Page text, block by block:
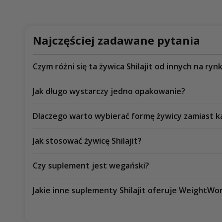
Najczęściej zadawane pytania
Czym różni się ta żywica Shilajit od innych na
Jak długo wystarczy jedno opakowanie?
Dlaczego warto wybierać formę żywicy zamiast
Jak stosować żywicę Shilajit?
Czy suplement jest wegański?
Jakie inne suplementy Shilajit oferuje